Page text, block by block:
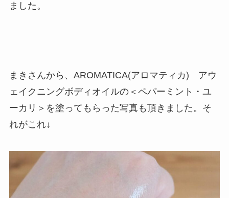
ました。
まきさんから、AROMATICA(アロマティカ) アウ
ェイクニングボディオイルの＜ペパーミント・ユ
ーカリ＞を塗ってもらった写真も頂きました。そ
れがこれ↓